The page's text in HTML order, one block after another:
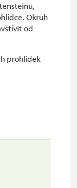
Okruh
od
prohlídek